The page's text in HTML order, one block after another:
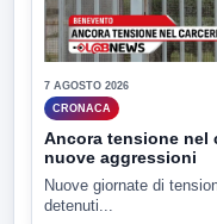
7 AGOSTO 2026
CRONACA
Ancora tensione nel
nuove aggressioni
Nuove giornate di
detenuti...